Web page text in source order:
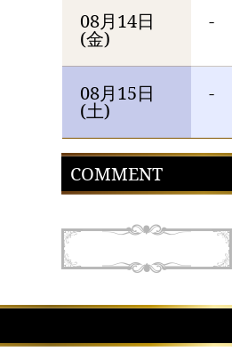
08月14日
(金)
-
08月15日
(土)
-
COMMENT